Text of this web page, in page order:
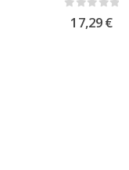
out of 5
17,29€